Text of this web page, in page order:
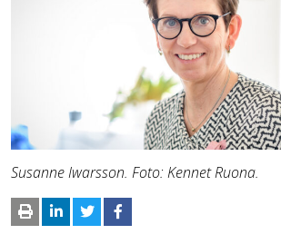
Susanne Iwarsson. Foto: Kennet Ruona.